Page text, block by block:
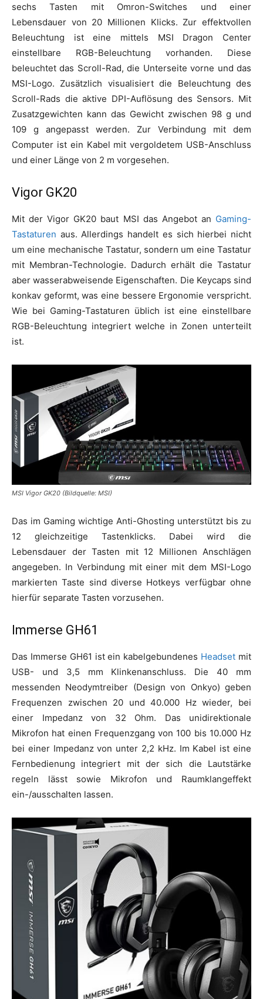
sechs Tasten mit Omron-Switches und einer
Lebensdauer von 20 Millionen Klicks. Zur effektvollen
Beleuchtung ist eine mittels MSI Dragon Center
einstellbare RGB-Beleuchtung vorhanden. Diese
beleuchtet das Scroll-Rad, die Unterseite vorne und das
MSI-Logo. Zusätzlich visualisiert die Beleuchtung des
Scroll-Rads die aktive DPI-Auflösung des Sensors. Mit
Zusatzgewichten kann das Gewicht zwischen 98 g und
109 g angepasst werden. Zur Verbindung mit dem
Computer ist ein Kabel mit vergoldetem USB-Anschluss
und einer Länge von 2 m vorgesehen.
Vigor GK20
Mit der Vigor GK20 baut MSI das Angebot an Gaming-
Tastaturen aus. Allerdings handelt es sich hierbei nicht
um eine mechanische Tastatur, sondern um eine Tastatur
mit Membran-Technologie. Dadurch erhält die Tastatur
aber wasserabweisende Eigenschaften. Die Keycaps sind
konkav geformt, was eine bessere Ergonomie verspricht.
Wie bei Gaming-Tastaturen üblich ist eine einstellbare
RGB-Beleuchtung integriert welche in Zonen unterteilt
ist.
MSI Vigor GK20 (Bildquelle: MSI)
Das im Gaming wichtige Anti-Ghosting unterstützt bis zu
12 gleichzeitige Tastenklicks. Dabei wird die
Lebensdauer der Tasten mit 12 Millionen Anschlägen
angegeben. In Verbindung mit einer mit dem MSI-Logo
markierten Taste sind diverse Hotkeys verfügbar ohne
hierfür separate Tasten vorzusehen.
Immerse GH61
Das Immerse GH61 ist ein kabelgebundenes Headset mit
USB- und 3,5 mm Klinkenanschluss. Die 40 mm
messenden Neodymtreiber (Design von Onkyo) geben
Frequenzen zwischen 20 und 40.000 Hz wieder, bei
einer Impedanz von 32 Ohm. Das unidirektionale
Mikrofon hat einen Frequenzgang von 100 bis 10.000 Hz
bei einer Impedanz von unter 2,2 kHz. Im Kabel ist eine
Fernbedienung integriert mit der sich die Lautstärke
regeln lässt sowie Mikrofon und Raumklangeffekt
ein-/ausschalten lassen.